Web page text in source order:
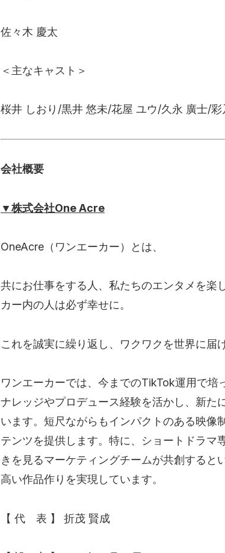
佐々木 慶太
＜主なキャスト＞
桜井 しおり/黒井 悠未/花屋 ユウ/久永 廣士/
会社概要
▼株式会社One Acre
OneAcre（ワンエーカー）とは、
共にお仕事をする人、私たちのエンタメを楽
カー内の人は必ず幸せに。
これを誠実に繰り返し、ワクワクを世界に届
ワンエーカーでは、今までのTikTok運用で培
ナレッジやプロデュース経験を活かし、新た
います。短尺ながらもインパクトのある映像
テンツを提供します。特に、ショートドラマ
きを見るマーケティングチームが共創すると
高い作品作りを実現しています。
【 代 表 】 折茂 賢成